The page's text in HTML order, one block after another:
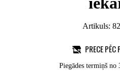
Artikuls:
PRECE
Piegādes termiņš no